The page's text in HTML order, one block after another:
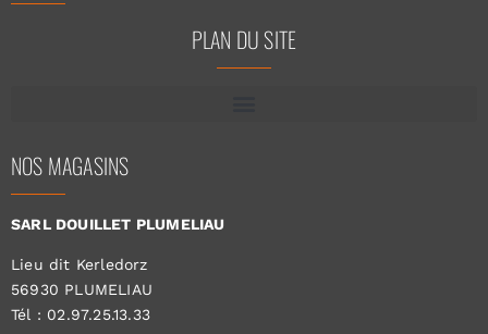
PLAN DU SITE
NOS MAGASINS
SARL DOUILLET PLUMELIAU
Lieu dit Kerledorz
56930 PLUMELIAU
Tél : 02.97.25.13.33